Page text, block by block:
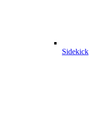
Sidekick